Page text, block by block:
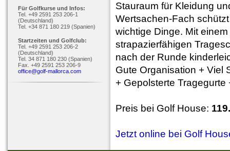
Für Golfkurse und Infos:
Tel. +49 2591 253 206-1
(Deutschland)
Tel. +34 871 180 219 (Spanien)
Startzeiten und Golfclub:
Tel. +49 2591 253 206-2
(Deutschland)
Tel. 34 871 180 230 (Spanien)
Fax. +49 2591 253 206-9
office@golf-mallorca.com
Stauraum für Kleidung
Wertsachen-Fach
wichtige Dinge. Mit
strapazierfähigen
nach der Runde
Gute Organisation + Viel
+ Gepolsterte Tragegurte
Preis bei Golf House:
Jetzt online bei Golf